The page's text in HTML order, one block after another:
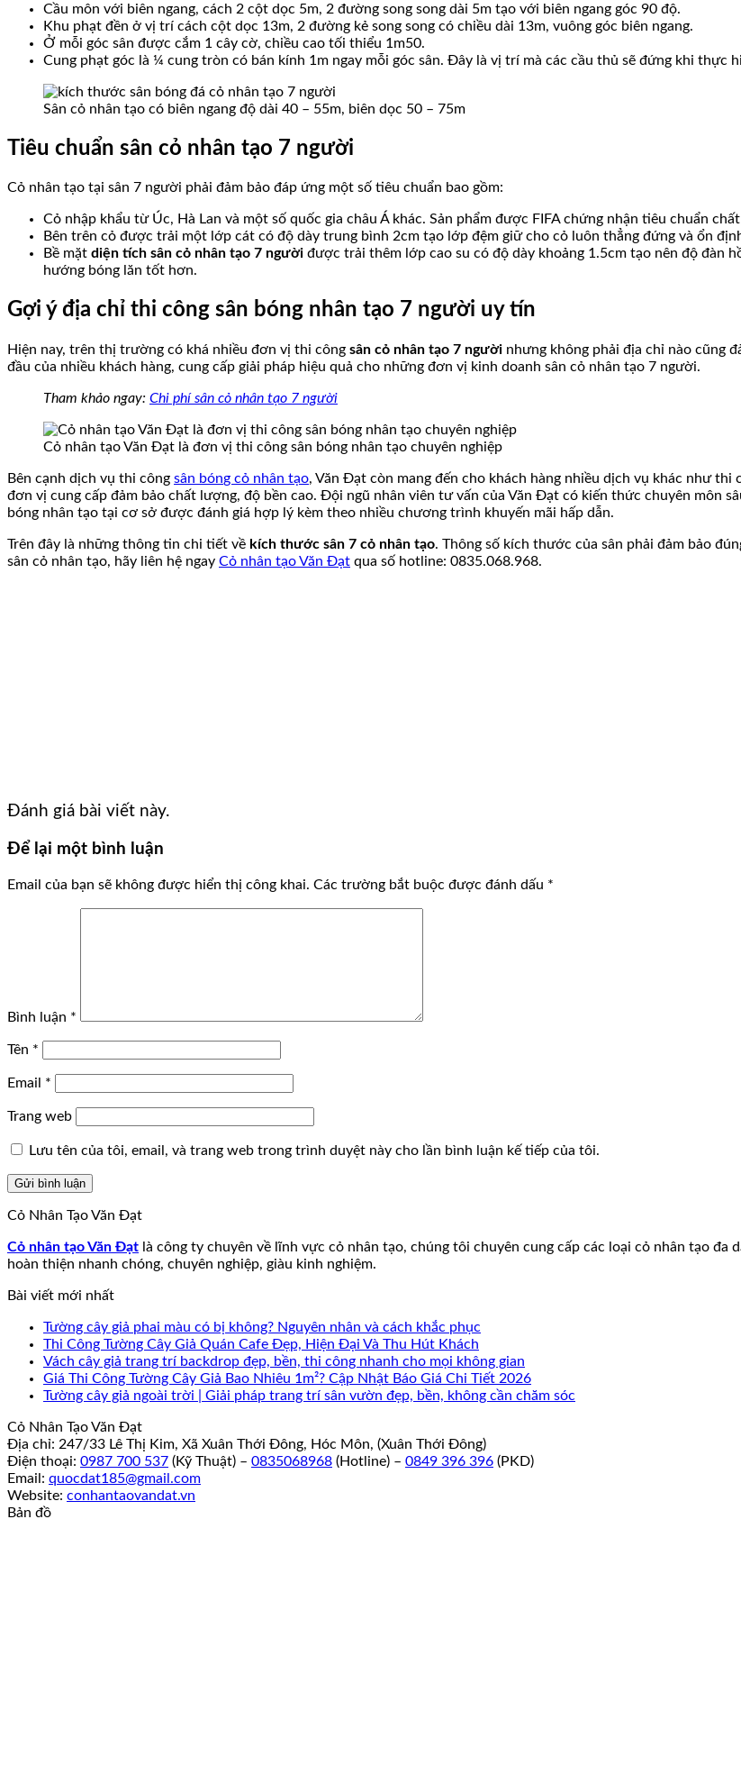
Cầu môn với biên ngang, cách 2 cột dọc 5m, 2 đường song song dài 5m tạo với biên ngang góc 90 độ.
Khu phạt đền ở vị trí cách cột dọc 13m, 2 đường kẻ song song có chiều dài 13m, vuông góc biên ngang.
Ở mỗi góc sân được cắm 1 cây cờ, chiều cao tối thiểu 1m50.
Cung phạt góc là ¼ cung tròn có bán kính 1m ngay mỗi góc sân. Đây là vị trí mà các cầu thủ sẽ đứng khi thực
Sân cỏ nhân tạo có biên ngang độ dài 40 – 55m, biên dọc 50 – 75m
Tiêu chuẩn sân cỏ nhân tạo 7 người
Cỏ nhân tạo tại sân 7 người phải đảm bảo đáp ứng một số tiêu chuẩn bao gồm:
Cỏ nhập khẩu từ Úc, Hà Lan và một số quốc gia châu Á khác. Sản phẩm được FIFA chứng nhận tiêu chuẩn
Bên trên cỏ được trải một lớp cát có độ dày trung bình 2cm tạo lớp đệm giữ cho cỏ luôn thẳng đứng và ổn
Bề mặt diện tích sân cỏ nhân tạo 7 người được trải thêm lớp cao su có độ dày khoảng 1.5cm tạo nên độ đàn
hướng bóng lăn tốt hơn.
Gợi ý địa chỉ thi công sân bóng nhân tạo 7 người uy tín
Hiện nay, trên thị trường có khá nhiều đơn vị thi công sân cỏ nhân tạo 7 người nhưng không phải địa chỉ nào cũng
đầu của nhiều khách hàng, cung cấp giải pháp hiệu quả cho những đơn vị kinh doanh sân cỏ nhân tạo 7 người.
Tham khảo ngay: Chi phí sân cỏ nhân tạo 7 người
Cỏ nhân tạo Văn Đạt là đơn vị thi công sân bóng nhân tạo chuyên nghiệp
Bên cạnh dịch vụ thi công sân bóng cỏ nhân tạo, Văn Đạt còn mang đến cho khách hàng nhiều dịch vụ khác như
đơn vị cung cấp đảm bảo chất lượng, độ bền cao. Đội ngũ nhân viên tư vấn của Văn Đạt có kiến thức chuyên môn
bóng nhân tạo tại cơ sở được đánh giá hợp lý kèm theo nhiều chương trình khuyến mãi hấp dẫn.
Trên đây là những thông tin chi tiết về kích thước sân 7 cỏ nhân tạo. Thông số kích thước của sân phải đảm bảo
sân cỏ nhân tạo, hãy liên hệ ngay Cỏ nhân tạo Văn Đạt qua số hotline: 0835.068.968.
Đánh giá bài viết này.
Để lại một bình luận
Email của bạn sẽ không được hiển thị công khai. Các trường bắt buộc được đánh dấu *
Bình luận *
Tên *
Email *
Trang web
Lưu tên của tôi, email, và trang web trong trình duyệt này cho lần bình luận kế tiếp của tôi.
Cỏ Nhân Tạo Văn Đạt
Cỏ nhân tạo Văn Đạt là công ty chuyên về lĩnh vực cỏ nhân tạo, chúng tôi chuyên cung cấp các loại cỏ nhân tạo
hoàn thiện nhanh chóng, chuyên nghiệp, giàu kinh nghiệm.
Bài viết mới nhất
Tường cây giả phai màu có bị không? Nguyên nhân và cách khắc phục
Thi Công Tường Cây Giả Quán Cafe Đẹp, Hiện Đại Và Thu Hút Khách
Vách cây giả trang trí backdrop đẹp, bền, thi công nhanh cho mọi không gian
Giá Thi Công Tường Cây Giả Bao Nhiêu 1m²? Cập Nhật Báo Giá Chi Tiết 2026
Tường cây giả ngoài trời | Giải pháp trang trí sân vườn đẹp, bền, không cần chăm sóc
Cỏ Nhân Tạo Văn Đạt
Địa chỉ: 247/33 Lê Thị Kim, Xã Xuân Thới Đông, Hóc Môn, (Xuân Thới Đông)
Điện thoại: 0987 700 537 (Kỹ Thuật) – 0835068968 (Hotline) – 0849 396 396 (PKD)
Email: quocdat185@gmail.com
Website: conhantaovandat.vn
Bản đồ